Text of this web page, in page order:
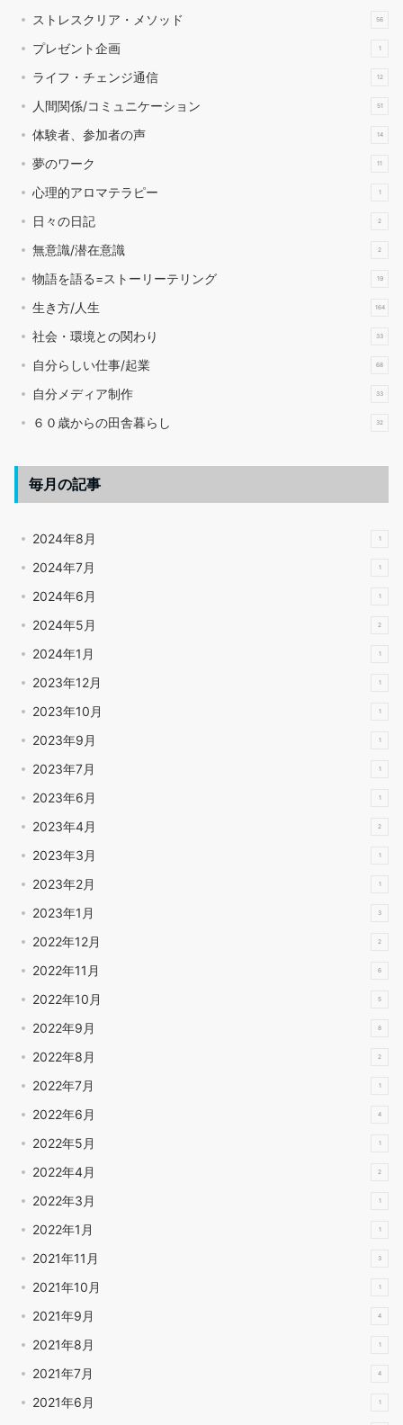
ストレスクリア・メソッド 56
プレゼント企画 1
ライフ・チェンジ通信 12
人間関係/コミュニケーション 51
体験者、参加者の声 14
夢のワーク 11
心理的アロマテラピー 1
日々の日記 2
無意識/潜在意識 2
物語を語る=ストーリーテリング 19
生き方/人生 164
社会・環境との関わり 33
自分らしい仕事/起業 68
自分メディア制作 33
６０歳からの田舎暮らし 32
毎月の記事
2024年8月 1
2024年7月 1
2024年6月 1
2024年5月 2
2024年1月 1
2023年12月 1
2023年10月 1
2023年9月 1
2023年7月 1
2023年6月 1
2023年4月 2
2023年3月 1
2023年2月 1
2023年1月 3
2022年12月 2
2022年11月 6
2022年10月 5
2022年9月 8
2022年8月 2
2022年7月 1
2022年6月 4
2022年5月 1
2022年4月 2
2022年3月 1
2022年1月 1
2021年11月 3
2021年10月 1
2021年9月 4
2021年8月 1
2021年7月 4
2021年6月 1